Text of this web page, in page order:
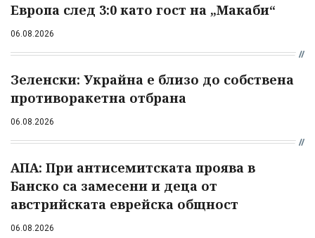
Европа след 3:0 като гост на „Макаби“
06.08.2026
Зеленски: Украйна е близо до собствена
противоракетна отбрана
06.08.2026
АПА: При антисемитската проява в
Банско са замесени и деца от
австрийската еврейска общност
06.08.2026